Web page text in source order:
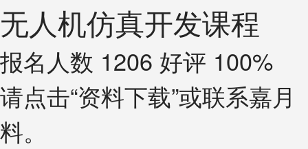
无人机仿真开发课程
报名人数 1206 好评 100%
请点击“资料下载”或联系嘉
料。